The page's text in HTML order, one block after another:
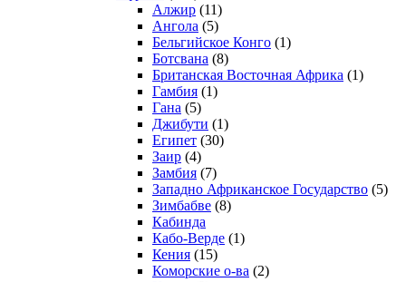
Алжир (11)
Ангола (5)
Бельгийское Конго (1)
Ботсвана (8)
Британская Восточная Африка (1)
Гамбия (1)
Гана (5)
Джибути (1)
Египет (30)
Заир (4)
Замбия (7)
Западно Африканское Государство (5)
Зимбабве (8)
Кабинда
Кабо-Верде (1)
Кения (15)
Коморские о-ва (2)